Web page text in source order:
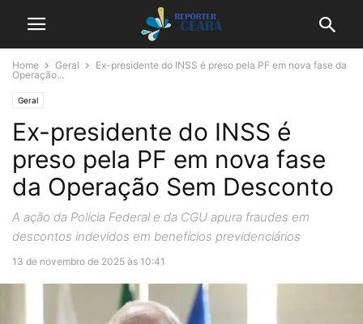
Home Geral
Ex-presidente do INSS é preso pela PF em nova fase da
Operação...
Geral
Ex-presidente do INSS é
preso pela PF em nova fase
da Operação Sem Desconto
A ação da Polícia Federal e da CGU apura fraudes em
descontos indevidos em benefícios previdenciários
13 de novembro de 2025 às 10:41